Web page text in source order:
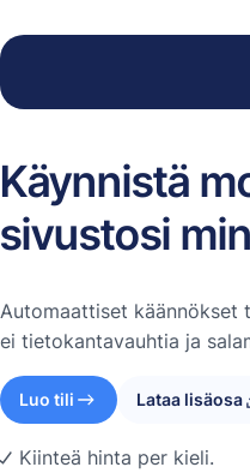
Käynnistä
sivustosi
Automaattiset käännökset
ei tietokantavauhtia ja
Luo tili Lataa lisäosa
Kiinteä hinta per kieli.